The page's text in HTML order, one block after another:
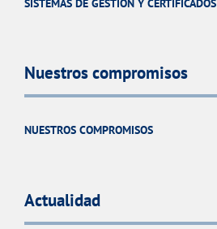
SISTEMAS DE GESTIÓN Y CERTIFICADOS
Nuestros compromisos
NUESTROS COMPROMISOS
Actualidad